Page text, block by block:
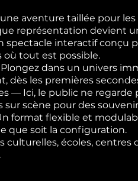
aventure taillée pour
représentation devient
spectacle interactif conçu
où tout est possible.
dans un univers
dès les premières
— Ici, le public ne
scène pour des
format flexible et
que soit la configuration.
culturelles, écoles,